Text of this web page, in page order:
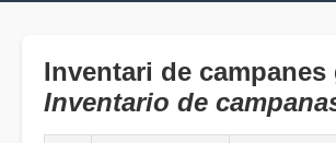
Inventari de
Inventario de